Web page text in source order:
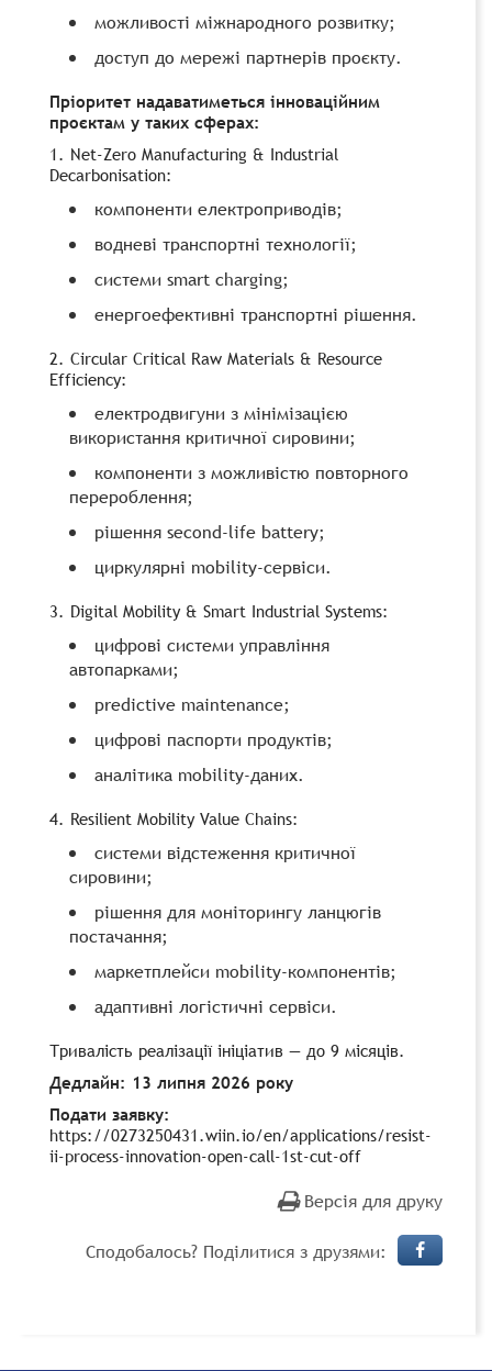
можливості міжнародного розвитку;
доступ до мережі партнерів проєкту.
Пріоритет надаватиметься інноваційним
проєктам у таких сферах:
1. Net-Zero Manufacturing & Industrial
Decarbonisation:
компоненти електроприводів;
водневі транспортні технології;
системи smart charging;
енергоефективні транспортні рішення.
2. Circular Critical Raw Materials & Resource
Efficiency:
електродвигуни з мінімізацією
використання критичної сировини;
компоненти з можливістю повторного
перероблення;
рішення second-life battery;
циркулярні mobility-сервіси.
3. Digital Mobility & Smart Industrial Systems:
цифрові системи управління
автопарками;
predictive maintenance;
цифрові паспорти продуктів;
аналітика mobility-даних.
4. Resilient Mobility Value Chains:
системи відстеження критичної
сировини;
рішення для моніторингу ланцюгів
постачання;
маркетплейси mobility-компонентів;
адаптивні логістичні сервіси.
Тривалість реалізації ініціатив — до 9 місяців.
Дедлайн: 13 липня 2026 року
Подати заявку:
https://0273250431.wiin.io/en/applications/resist-
ii-process-innovation-open-call-1st-cut-off
Версія для друку
Сподобалось? Поділитися з друзями: